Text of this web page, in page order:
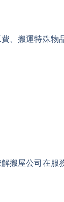
費、搬運特殊物
搬屋公司在